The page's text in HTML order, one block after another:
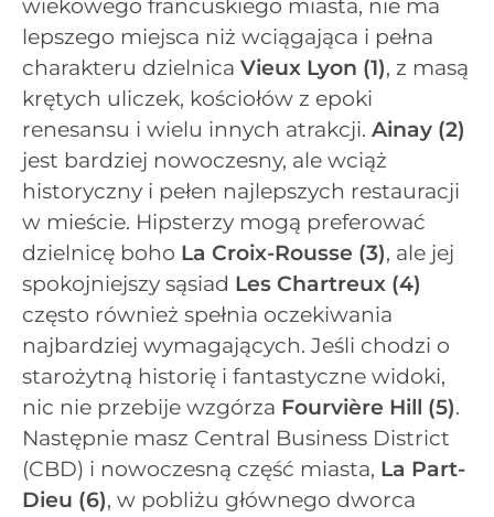
wiekowego francuskiego miasta, nie ma
lepszego miejsca niż wciągająca i pełna
charakteru dzielnica Vieux Lyon (1), z masą
krętych uliczek, kościołów z epoki
renesansu i wielu innych atrakcji. Ainay (2)
jest bardziej nowoczesny, ale wciąż
historyczny i pełen najlepszych restauracji
w mieście. Hipsterzy mogą preferować
dzielnicę boho La Croix-Rousse (3), ale jej
spokojniejszy sąsiad Les Chartreux (4)
często również spełnia oczekiwania
najbardziej wymagających. Jeśli chodzi o
starożytną historię i fantastyczne widoki,
nic nie przebije wzgórza Fourvière Hill (5).
Następnie masz Central Business District
(CBD) i nowoczesną część miasta, La Part-
Dieu (6), w pobliżu głównego dworca